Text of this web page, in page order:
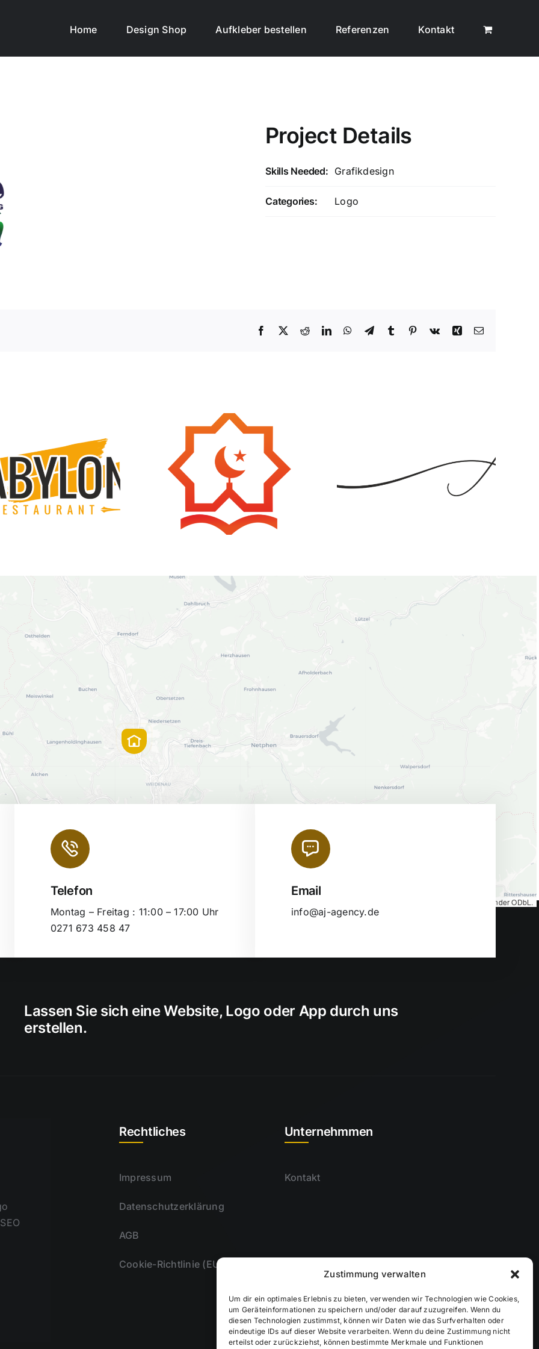
Zustimmung verwalten
Um dir ein optimales Erlebnis zu bieten, verwenden wir Technologien wie Cookies,
um Geräteinformationen zu speichern und/oder darauf zuzugreifen. Wenn du
diesen Technologien zustimmst, können wir Daten wie das Surfverhalten oder
eindeutige IDs auf dieser Website verarbeiten. Wenn du deine Zustimmung nicht
erteilst oder zurückziehst, können bestimmte Merkmale und Funktionen
Home Design Shop Aufkleber bestellen Referenzen Kontakt
Project Details
Skills Needed: Grafikdesign
Categories: Logo
Facebook
X RedditLinkedInWhatsApp
TelegramTumblr Pinterest
Vk Xing E-
Madihnet Asa Dental
, under ODbL.
Telefon
Montag – Freitag : 11:00 – 17:00 Uhr
0271 673 458 47
Email
info@aj-agency.de
Lassen Sie sich eine Website, Logo oder App durch uns
erstellen.
Rechtliches
Impressum
Datenschutzerklärung
AGB
Cookie-Richtlinie (EU)
Unternehmmen
Kontakt